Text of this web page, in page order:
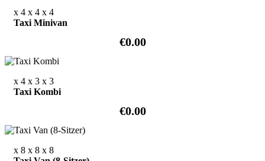
x 4 x 4 x 4
Taxi Minivan
€0.00
x 4 x 3 x 3
Taxi Kombi
€0.00
x 8 x 8 x 8